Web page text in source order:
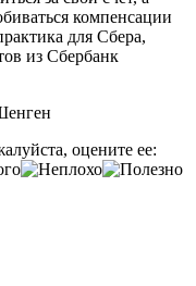
компенсации
для Сбера,
из Сбербанк
оцените ее: